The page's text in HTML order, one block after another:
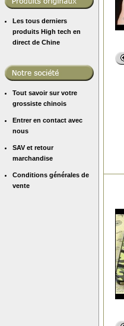
Les tous derniers
produits High tech en
direct de Chine
Tout savoir sur votre
grossiste chinois
Entrer en contact avec
nous
SAV et retour
marchandise
Conditions générales de
vente